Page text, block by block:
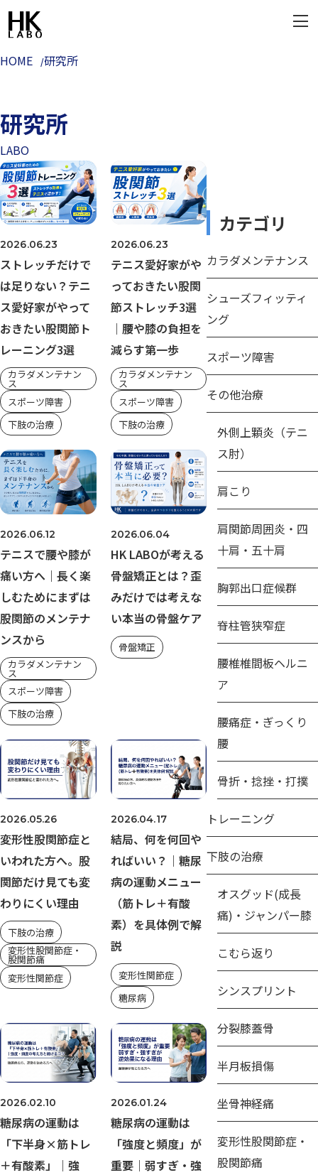
HOME 研究所
研究所
LABO
2026.06.23
ストレッチだけで
は足りない？テニ
ス愛好家がやって
おきたい股関節ト
レーニング3選
カラダメンテナン
ス
スポーツ障害
下肢の治療
2026.06.23
テニス愛好家がや
っておきたい股関
節ストレッチ3選
｜腰や膝の負担を
減らす第一歩
カラダメンテナン
ス
スポーツ障害
下肢の治療
2026.06.12
テニスで腰や膝が
痛い方へ｜長く楽
しむためにまずは
股関節のメンテナ
ンスから
カラダメンテナン
ス
スポーツ障害
下肢の治療
2026.06.04
HK LABOが考える
骨盤矯正とは？歪
みだけでは考えな
い本当の骨盤ケア
骨盤矯正
2026.05.26
変形性股関節症と
いわれた方へ。股
関節だけ見ても変
わりにくい理由
下肢の治療
変形性股関節症・
股関節痛
変形性関節症
2026.04.17
結局、何を何回や
ればいい？｜糖尿
病の運動メニュー
（筋トレ＋有酸
素）を具体例で解
説
変形性関節症
糖尿病
2026.02.10
糖尿病の運動は
「下半身×筋トレ
＋有酸素」｜強
2026.01.24
糖尿病の運動は
「強度と頻度」が
重要｜弱すぎ・強
カテゴリ
カラダメンテナンス
シューズフィッティ
ング
スポーツ障害
その他治療
外側上顆炎（テニ
ス肘）
肩こり
肩関節周囲炎・四
十肩・五十肩
胸郭出口症候群
脊柱管狭窄症
腰椎椎間板ヘルニ
ア
腰痛症・ぎっくり
腰
骨折・捻挫・打撲
トレーニング
下肢の治療
オスグッド(成長
痛)・ジャンパー膝
こむら返り
シンスプリント
分裂膝蓋骨
半月板損傷
坐骨神経痛
変形性股関節症・
股関節痛